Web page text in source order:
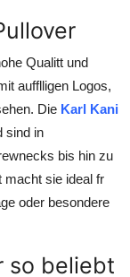
Qualitt und
aufflligen Logos,
Die Karl Kani
sind in
bis hin zu
macht sie ideal fr
oder besondere
so beliebt